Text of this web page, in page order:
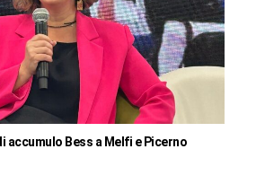
accumulo Bess a Melfi e Picerno